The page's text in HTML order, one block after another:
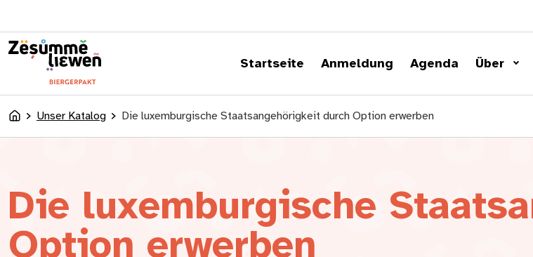
Startseite Anmeldung Agenda Über
AccueilUnser Katalog Die luxemburgische Staatsangehörigkeit durch Option erwerben
Die luxemburgische
Option erwerben